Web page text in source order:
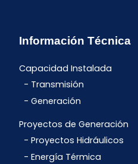
Información Técnica
Capacidad Instalada
Transmisión
Generación
Proyectos de Generación
Proyectos Hidráulicos
Energía Térmica